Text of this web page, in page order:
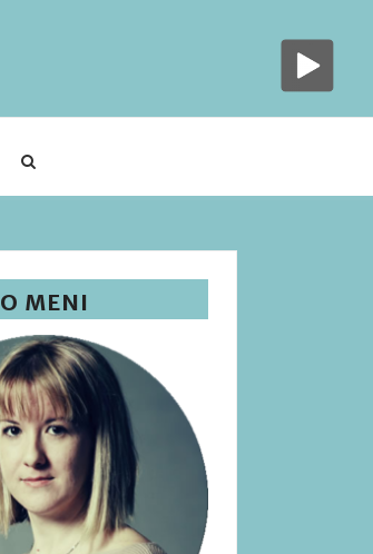
O MENI